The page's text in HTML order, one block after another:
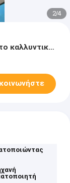
2/4
καλλυντικό